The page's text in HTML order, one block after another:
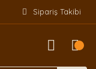
Sipariş Takibi